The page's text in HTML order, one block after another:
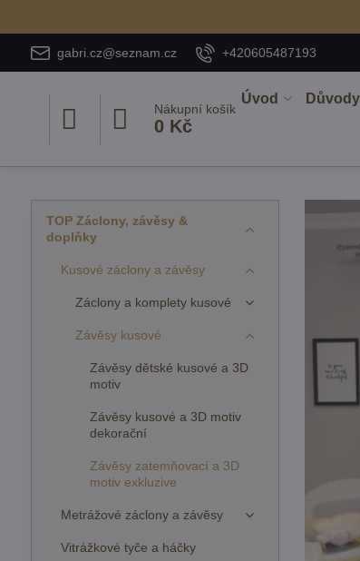
gabri.cz@seznam.cz +420605487193
Nákupní košík
0 Kč
Úvod
TOP Záclony, závěsy &
doplňky
Kusové záclony a závěsy
Záclony a komplety kusové
Závěsy kusové
Závěsy dětské kusové a 3D
motiv
Závěsy kusové a 3D motiv
dekorační
Závěsy zatemňovací a 3D
motiv exkluzive
Metrážové záclony a závěsy
Vitrážkové tyče a háčky